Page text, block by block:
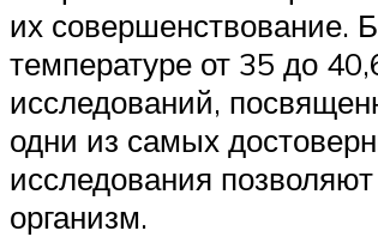
их совершенствование.
температуре от 35 до
исследований,
одни из самых
исследования
организм.